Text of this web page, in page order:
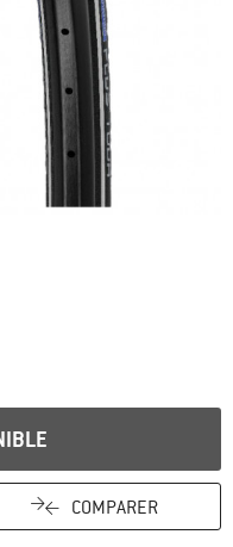
COMPARER